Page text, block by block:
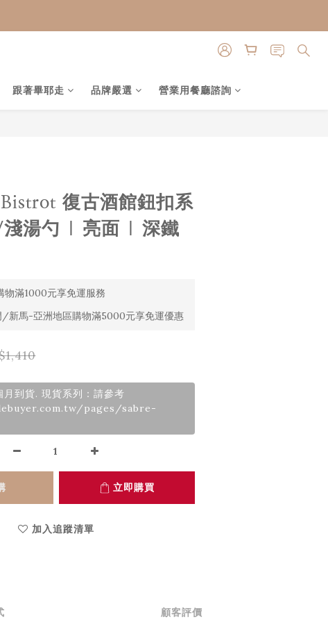
跟著畢耶走 品牌嚴選 營業用餐廳諮詢
復古酒館鈕扣系
湯勺 | 亮面 | 深鐵
物滿1000元享免運服務
新馬-亞洲地區購物滿5000元享免運優惠
到貨. 現貨系列：請參考
pages/sabre-
立即購買
加入追蹤清單
顧客評價